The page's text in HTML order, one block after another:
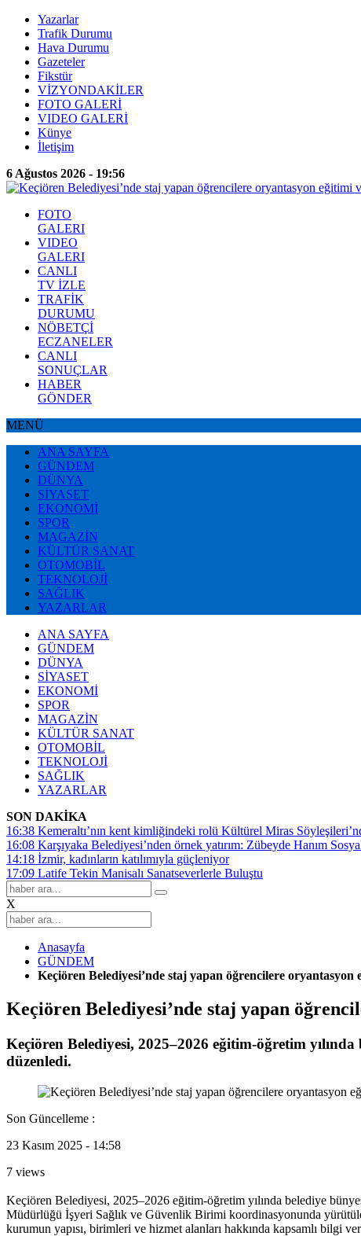
Yazarlar
Trafik Durumu
Hava Durumu
Gazeteler
Fikstür
VİZYONDAKİLER
FOTO GALERİ
VIDEO GALERİ
Künye
İletişim
6 Ağustos 2026 - 19:56
FOTO
GALERI
VIDEO
GALERI
CANLI
TV İZLE
TRAFİK
DURUMU
NÖBETÇİ
ECZANELER
CANLI
SONUÇLAR
HABER
GÖNDER
MENÜ
ANA SAYFA
GÜNDEM
DÜNYA
SİYASET
EKONOMİ
SPOR
MAGAZİN
KÜLTÜR SANAT
OTOMOBİL
TEKNOLOJİ
SAĞLIK
YAZARLAR
ANA SAYFA
GÜNDEM
DÜNYA
SİYASET
EKONOMİ
SPOR
MAGAZİN
KÜLTÜR SANAT
OTOMOBİL
TEKNOLOJİ
SAĞLIK
YAZARLAR
SON DAKİKA
16:38 Kemeraltı’nın kent kimliğindeki rolü Kültürel Miras
16:08 Karşıyaka Belediyesi’nden örnek yatırım: Zübeyde Hanım
14:18 İzmir, kadınların katılımıyla güçleniyor
17:09 Latife Tekin Manisalı Sanatseverlerle Buluştu
X
Anasayfa
GÜNDEM
Keçiören Belediyesi’nde staj yapan öğrencilere oryantasyon
Keçiören Belediyesi’nde staj yapan
Keçiören Belediyesi, 2025–2026 eğitim-öğretim
düzenledi.
Son Güncelleme :
23 Kasım 2025 - 14:58
7 views
Keçiören Belediyesi, 2025–2026 eğitim-öğretim yılında belediye
Müdürlüğü İşyeri Sağlık ve Güvenlik Birimi koordinasyonunda
kurumun yapısı, birimleri ve hizmet alanları hakkında kapsamlı bilgi